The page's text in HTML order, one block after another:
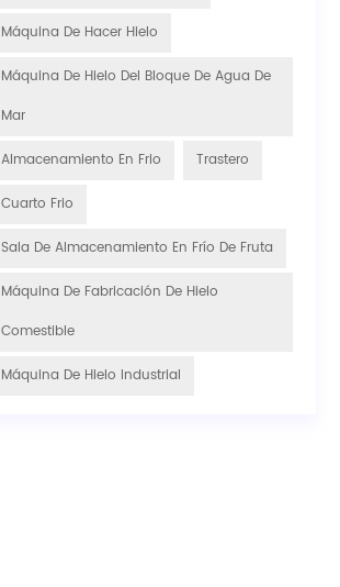
Máquina De Hacer Hielo
Máquina De Hielo Del Bloque De Agua De
Mar
Almacenamiento En Frio Trastero
Cuarto Frio
Sala De Almacenamiento En Frío De Fruta
Máquina De Fabricación De Hielo
Comestible
Máquina De Hielo Industrial